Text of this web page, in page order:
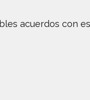
acuerdos con